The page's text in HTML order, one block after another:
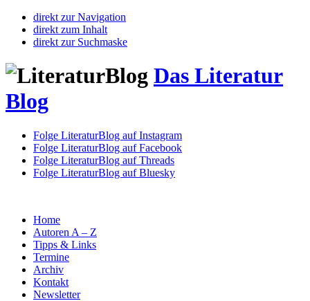
direkt zur Navigation
direkt zum Inhalt
direkt zur Suchmaske
Das Literatur
Blog
Folge LiteraturBlog auf Instagram
Folge LiteraturBlog auf Facebook
Folge LiteraturBlog auf Threads
Folge LiteraturBlog auf Bluesky
Home
Autoren A – Z
Tipps & Links
Termine
Archiv
Kontakt
Newsletter